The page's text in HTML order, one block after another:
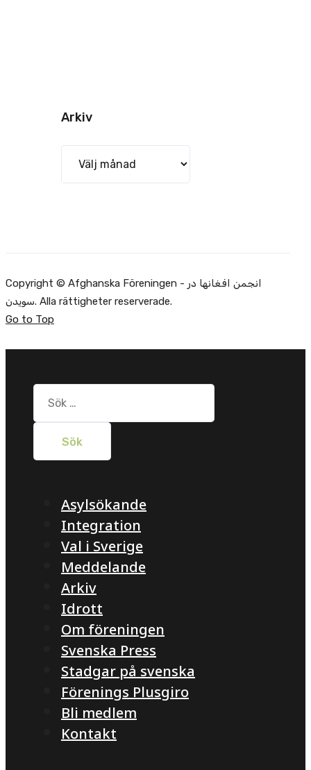
Arkiv
Copyright © Afghanska Föreningen - انجمن افغانها در
سویدن. Alla rättigheter reserverade.
Go to Top
Sök
efter:
Asylsökande
Integration
Val i Sverige
Meddelande
Arkiv
Idrott
Om föreningen
Svenska Press
Stadgar på svenska
Förenings Plusgiro
Bli medlem
Kontakt